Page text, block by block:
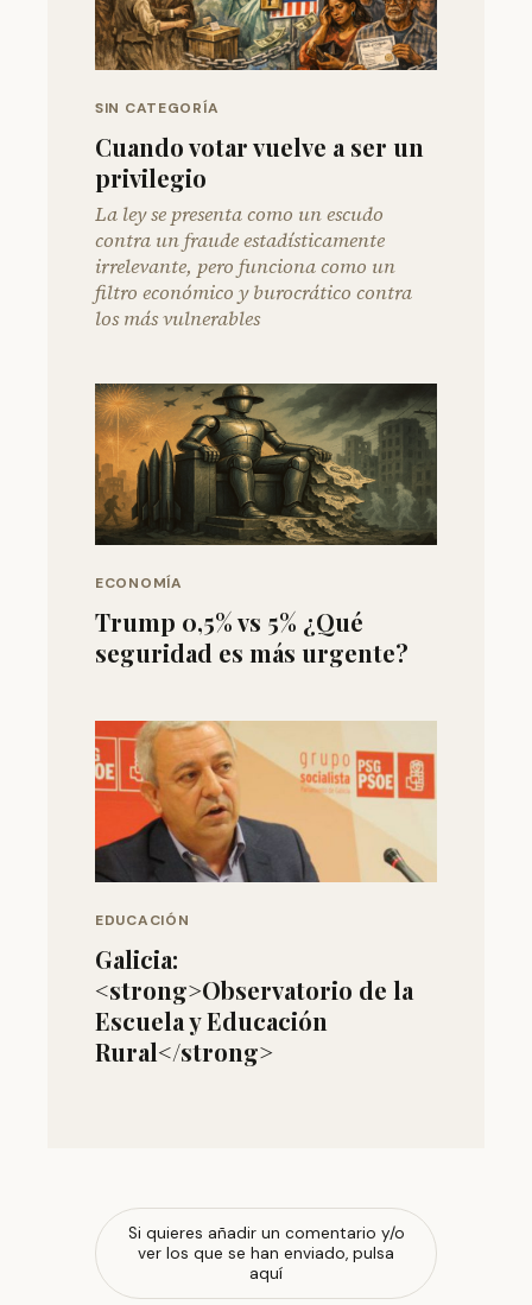
SIN CATEGORÍA
Cuando votar vuelve a ser un
privilegio
La ley se presenta como un escudo
contra un fraude estadísticamente
irrelevante, pero funciona como un
filtro económico y burocrático contra
los más vulnerables
ECONOMÍA
Trump 0,5% vs 5% ¿Qué
seguridad es más urgente?
EDUCACIÓN
Galicia:
<strong>Observatorio de la
Escuela y Educación
Rural</strong>
Si quieres añadir un comentario y/o
ver los que se han enviado, pulsa
aquí